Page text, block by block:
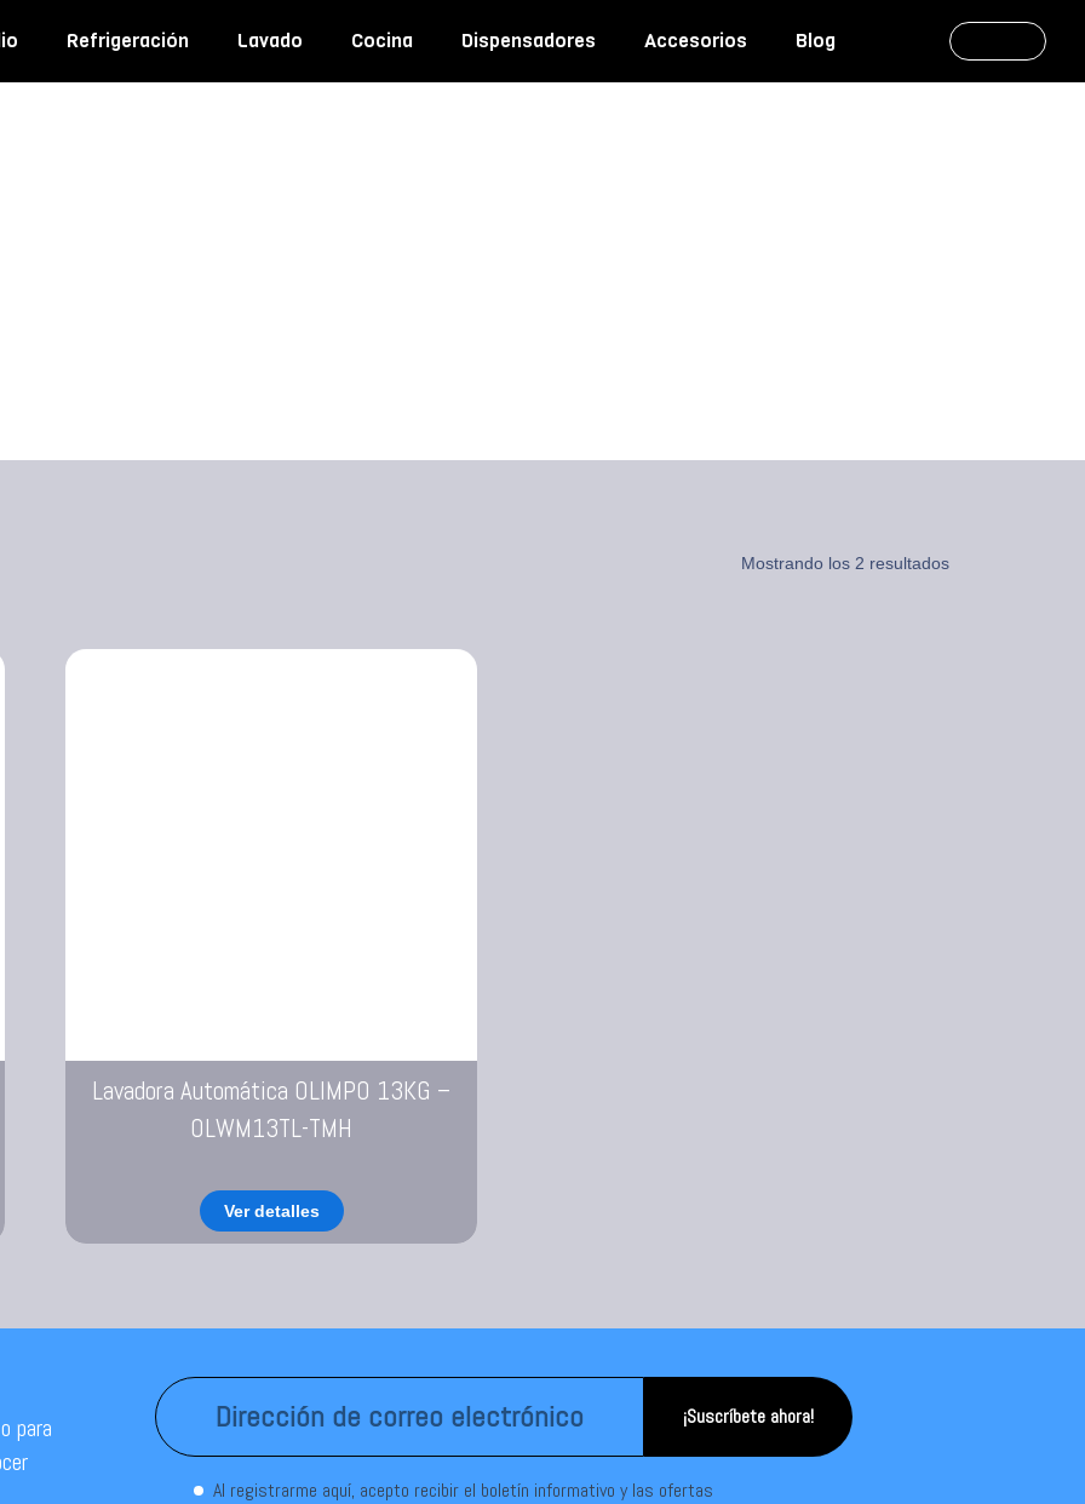
Refrigeración Lavado Cocina Dispensadores Accesorios Blog
Mostrando los 2 resultados
Lavadora Automática OLIMPO 13KG –
OLWM13TL-TMH
Ver detalles
para
¡Suscríbete ahora!
Al registrarme aquí, acepto recibir el boletín informativo y las ofertas